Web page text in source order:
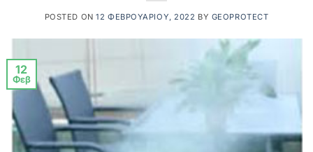
POSTED ON12 ΦΕΒΡΟΥΑΡΊΟΥ, 2022 BY GEOPROTECT
12
Φεβ